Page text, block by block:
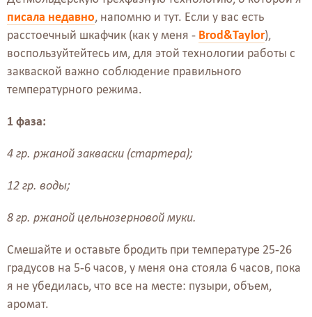
писала недавно, напомню и тут. Если у вас есть
расстоечный шкафчик (как у меня - Brod&Taylor),
воспользуйтейтесь им, для этой технологии работы с
закваской важно соблюдение правильного
температурного режима.
1 фаза:
4 гр. ржаной закваски (стартера);
12 гр. воды;
8 гр. ржаной цельнозерновой муки.
Смешайте и оставьте бродить при температуре 25-26
градусов на 5-6 часов, у меня она стояла 6 часов, пока
я не убедилась, что все на месте: пузыри, объем,
аромат.